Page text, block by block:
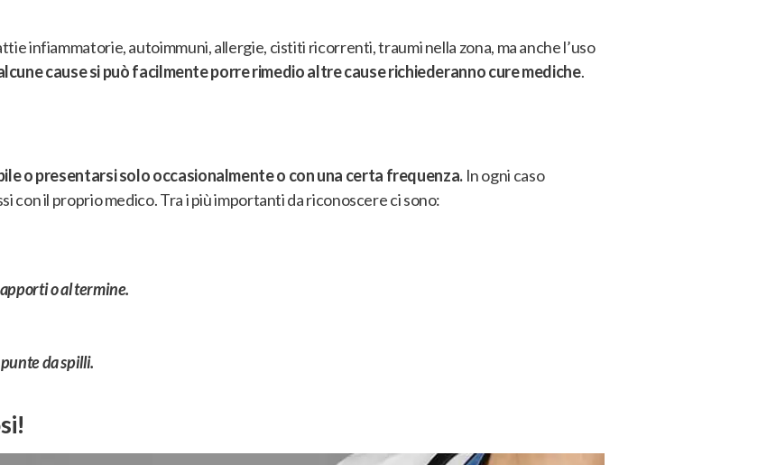
infiammatorie, autoimmuni, allergie, cistiti ricorrenti, traumi nella zona, ma anche l’uso
cause si può facilmente porre rimedio altre cause richiederanno cure mediche.
o presentarsi solo occasionalmente o con una certa frequenza. In ogni caso
con il proprio medico. Tra i più importanti da riconoscere ci sono:
o al termine.
da spilli.